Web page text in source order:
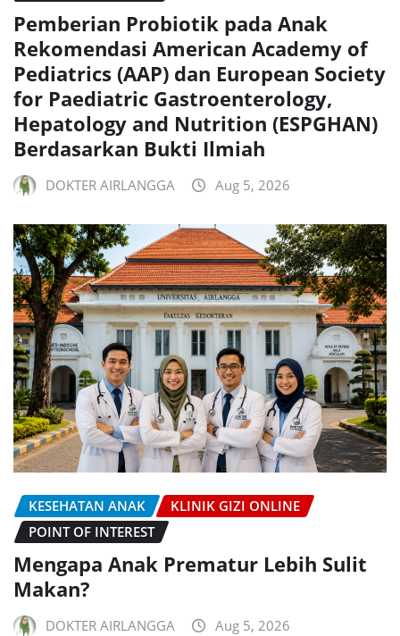
Pemberian Probiotik pada Anak
Rekomendasi American Academy of
Pediatrics (AAP) dan European Society
for Paediatric Gastroenterology,
Hepatology and Nutrition (ESPGHAN)
Berdasarkan Bukti Ilmiah
DOKTER AIRLANGGA Aug 5, 2026
KESEHATAN ANAK
KLINIK GIZI ONLINE
POINT OF INTEREST
Mengapa Anak Prematur Lebih Sulit
Makan?
DOKTER AIRLANGGA Aug 5, 2026